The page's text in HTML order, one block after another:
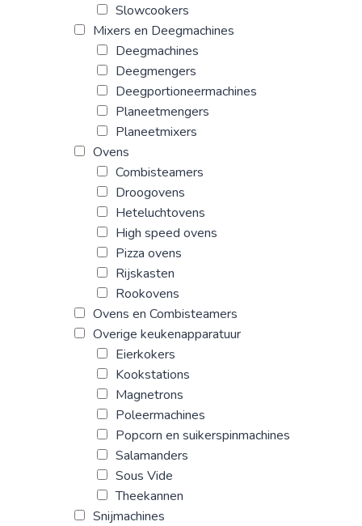
Slowcookers
Mixers en Deegmachines
Deegmachines
Deegmengers
Deegportioneermachines
Planeetmengers
Planeetmixers
Ovens
Combisteamers
Droogovens
Heteluchtovens
High speed ovens
Pizza ovens
Rijskasten
Rookovens
Ovens en Combisteamers
Overige keukenapparatuur
Eierkokers
Kookstations
Magnetrons
Poleermachines
Popcorn en suikerspinmachines
Salamanders
Sous Vide
Theekannen
Snijmachines